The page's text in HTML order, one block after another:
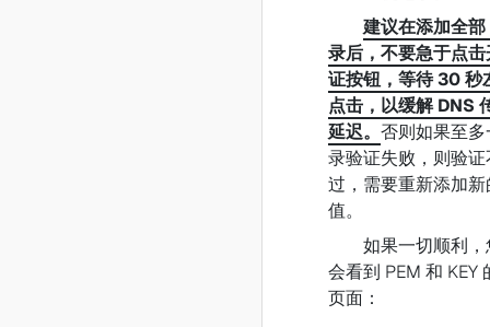
建议在添加全
录后，不要急于点
证按钮，等待 30 秒
点击，以缓解 DNS
延迟。 否则如果至
录验证失败，则验证
过，需要重新添加
值。
如果一切顺利
会看到 PEM 和 KEY
页面：